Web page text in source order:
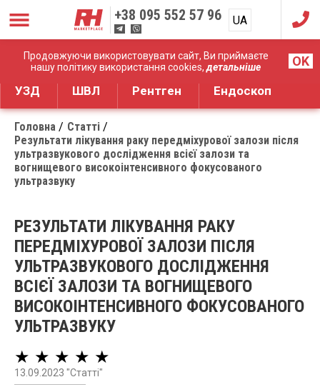
Продовжуючи використовувати сайт, Ви приймаєте
нашу політику використання cookies,детальніше OK
+38 095 552 57 96 UA
RU
Дистрибуція медичного обладнання
УЗД ШВЛ Рентген Ендоскоп
Головна
Статті
Результати лікування раку передміхурової залози після
ультразвукового дослідження всієї залози та
вогнищевого високоінтенсивного фокусованого
ультразвуку
РЕЗУЛЬТАТИ ЛІКУВАННЯ РАКУ
ПЕРЕДМІХУРОВОЇ ЗАЛОЗИ ПІСЛЯ
УЛЬТРАЗВУКОВОГО ДОСЛІДЖЕННЯ
ВСІЄЇ ЗАЛОЗИ ТА ВОГНИЩЕВОГО
ВИСОКОІНТЕНСИВНОГО ФОКУСОВАНОГО
УЛЬТРАЗВУКУ
★ ★ ★ ★ ★
13.09.2023 "Статті"